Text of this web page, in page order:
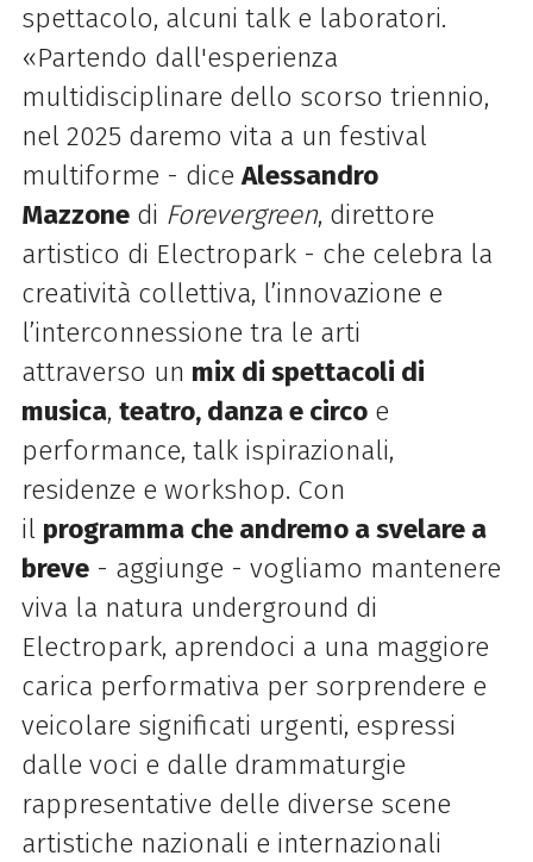
spettacolo, alcuni talk e laboratori.
«Partendo dall'esperienza
multidisciplinare dello scorso triennio,
nel 2025 daremo vita a un festival
multiforme - diceAlessandro
Mazzonedi Forevergreen, direttore
artistico di Electropark - che celebra la
creatività collettiva, l’innovazione e
l’interconnessione tra le arti
attraverso un mix di spettacoli di
musica, teatro, danza e circoe
performance, talk ispirazionali,
residenze e workshop. Con
il programma che andremo a svelare a
breve- aggiunge - vogliamo mantenere
viva la natura underground di
Electropark, aprendoci a una maggiore
carica performativa per sorprendere e
veicolare significati urgenti, espressi
dalle voci e dalle drammaturgie
rappresentative delle diverse scene
artistiche nazionali e internazionali